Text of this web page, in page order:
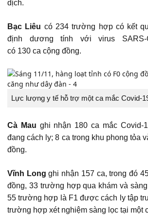
dịch.
Bạc Liêu có 234 trường hợp có kết
định dương tính với virus SARS-
có 130 ca cộng đồng.
Lực lượng y tế hỗ trợ một ca mắc Covid-
Cà Mau ghi nhận 180 ca mắc Covid-
đang cách ly; 8 ca trong khu phong tỏa
đồng.
Vĩnh Long ghi nhận 157 ca, trong đó
đồng, 33 trường hợp qua khám và
55 trường hợp là F1 được cách ly tập
trường hợp xét nghiệm sàng lọc tại một